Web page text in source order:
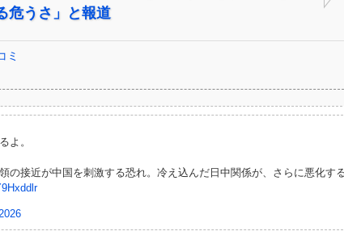
危うさ」と報道
ミ
よ。
の接近が中国を刺激する恐れ。冷え込んだ日中関係が、さらに悪化す